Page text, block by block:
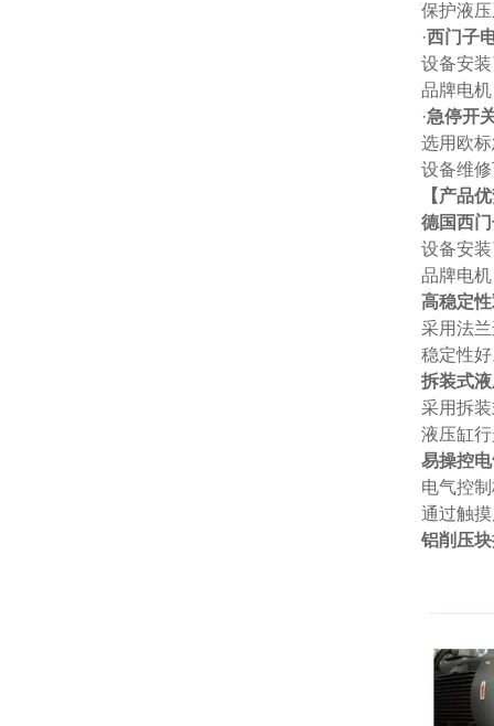
保护液
·西门子
设备安
品牌电
·急停开
选用欧
设备维
【产品
德国西
设备安
品牌电
高稳定
采用法
稳定性
拆装式
采用拆
液压缸
易操控
电气控
通过触
铝削压